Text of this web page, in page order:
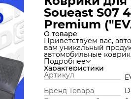
Soueast S07
Premium
О товаре
Приветствуем вас,
вам уникальный
автомобильные
станут незаменимым
Мы используем
которая позволяет нам
термоэластопласт
салон автомобиля и
грязи и влаги. Но это
Подробнее
Характеристики
Артикул
Бренд Товара